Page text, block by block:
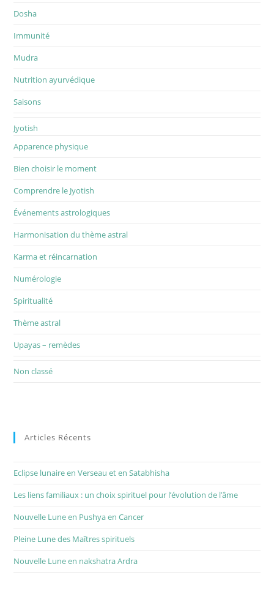
Dosha
Immunité
Mudra
Nutrition ayurvédique
Saisons
Jyotish
Apparence physique
Bien choisir le moment
Comprendre le Jyotish
Événements astrologiques
Harmonisation du thème astral
Karma et réincarnation
Numérologie
Spiritualité
Thème astral
Upayas – remèdes
Non classé
Articles Récents
Eclipse lunaire en Verseau et en Satabhisha
Les liens familiaux : un choix spirituel pour l’évolution de l’âme
Nouvelle Lune en Pushya en Cancer
Pleine Lune des Maîtres spirituels
Nouvelle Lune en nakshatra Ardra